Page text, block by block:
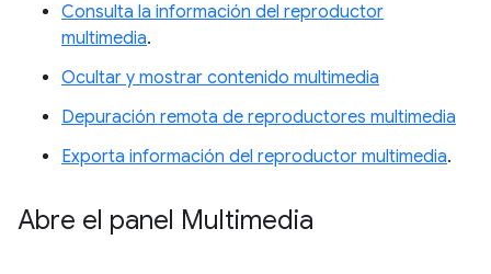
Consulta la información del reproductor
multimedia.
Ocultar y mostrar contenido multimedia
Depuración remota de reproductores multimedia
Exporta información del reproductor multimedia.
Abre el panel Multimedia